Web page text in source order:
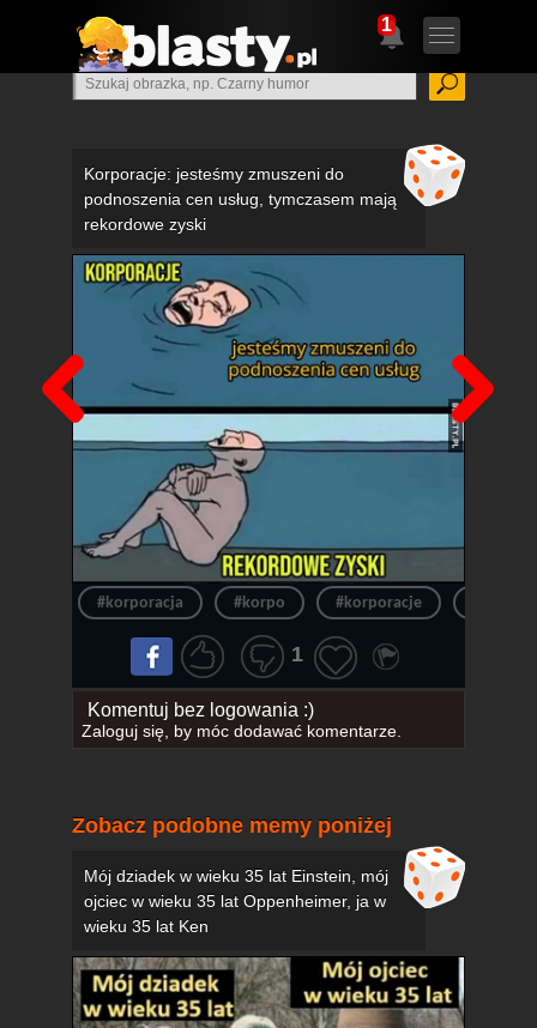
1
Korporacje: jesteśmy zmuszeni do
podnoszenia cen usług, tymczasem mają
rekordowe zyski
Poprzedni
#korporacja #korpo #korporacje
1
Komentuj bez logowania :)
Zaloguj się, by móc dodawać komentarze.
Zobacz podobne memy poniżej
Mój dziadek w wieku 35 lat Einstein, mój
ojciec w wieku 35 lat Oppenheimer, ja w
wieku 35 lat Ken